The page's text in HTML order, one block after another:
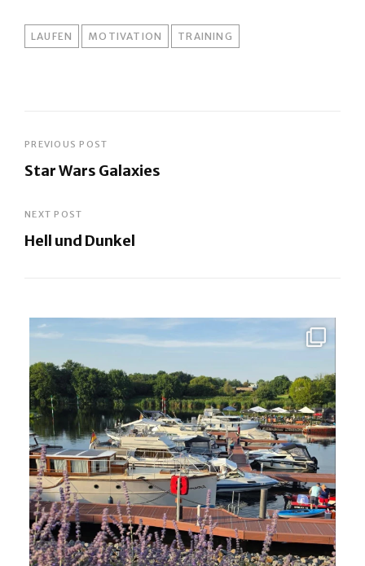
TAGS
LAUFEN MOTIVATION TRAINING
Beitragsnavigation
PREVIOUS POST
Star Wars Galaxies
Post
NEXT POST
Hell und Dunkel
#Sommer, #Sonne, #Teltowkanal
So klingt ein...
6 0